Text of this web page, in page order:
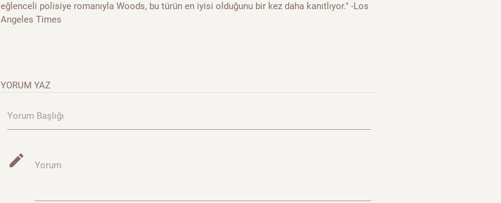
eğlenceli polisiye romanıyla Woods, bu türün en iyisi olduğunu bir kez daha kanıtlıyor." -Los
Angeles Times
YORUM YAZ
Yorum Başlığı
mode_edit Yorum